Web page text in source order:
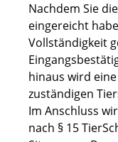
Nachdem Sie
eingereicht
Vollständigkeit
hinaus wird
zuständigen
Im Anschluss
nach § 15